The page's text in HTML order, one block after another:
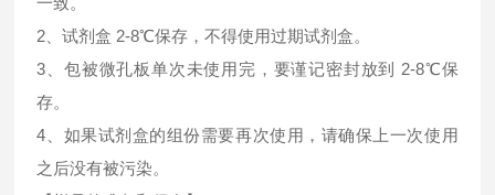
2、试剂盒 2-8℃保存，不得使用过期试剂盒。
3、包被微孔板单次未使用完，要谨记密封放到 2-8℃保
存。
4、如果试剂盒的组份需要再次使用，请确保上一次使用
之后没有被污染。